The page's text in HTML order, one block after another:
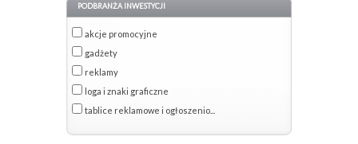
PODBRANŻA INWESTYCJI
akcje promocyjne
gadżety
reklamy
loga i znaki graficzne
tablice reklamowe i ogłoszenio...